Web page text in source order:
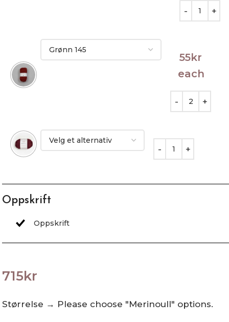
55kr
each
Oppskrift
715kr
Størrelse → Please choose "Merinoull" options.